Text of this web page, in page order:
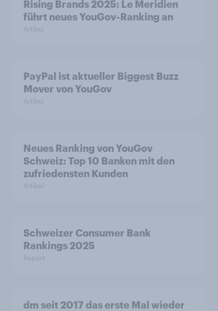
Rising Brands 2025: Le Meridien
führt neues YouGov-Ranking an
Artikel
PayPal ist aktueller Biggest Buzz
Mover von YouGov
Artikel
Neues Ranking von YouGov
Schweiz: Top 10 Banken mit den
zufriedensten Kunden
Artikel
Schweizer Consumer Bank
Rankings 2025
Report
dm seit 2017 das erste Mal wieder